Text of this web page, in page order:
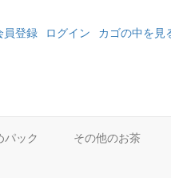
員登録 ログイン カゴの中を見
パック その他のお茶